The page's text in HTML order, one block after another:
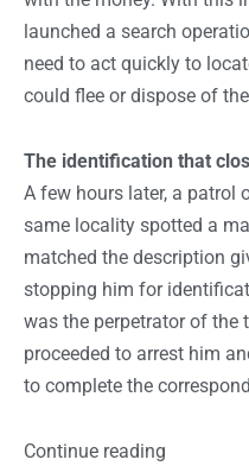
launched a search
need to act quickly to
could flee or dispose of
The identification that
A few hours later, a patrol
same locality spotted a
matched the description
stopping him for
was the perpetrator of the
proceeded to arrest him
to complete the
Continue reading